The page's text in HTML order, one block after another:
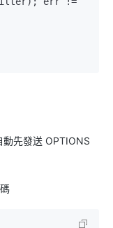
先發送 OPTIONS